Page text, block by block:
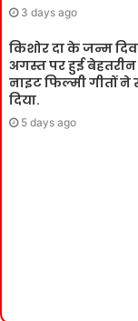
3 days ago
किशोर दा के जन्म
अगस्त पर हुई
नाइट फिल्मी गीतों ने
दिया.
5 days ago